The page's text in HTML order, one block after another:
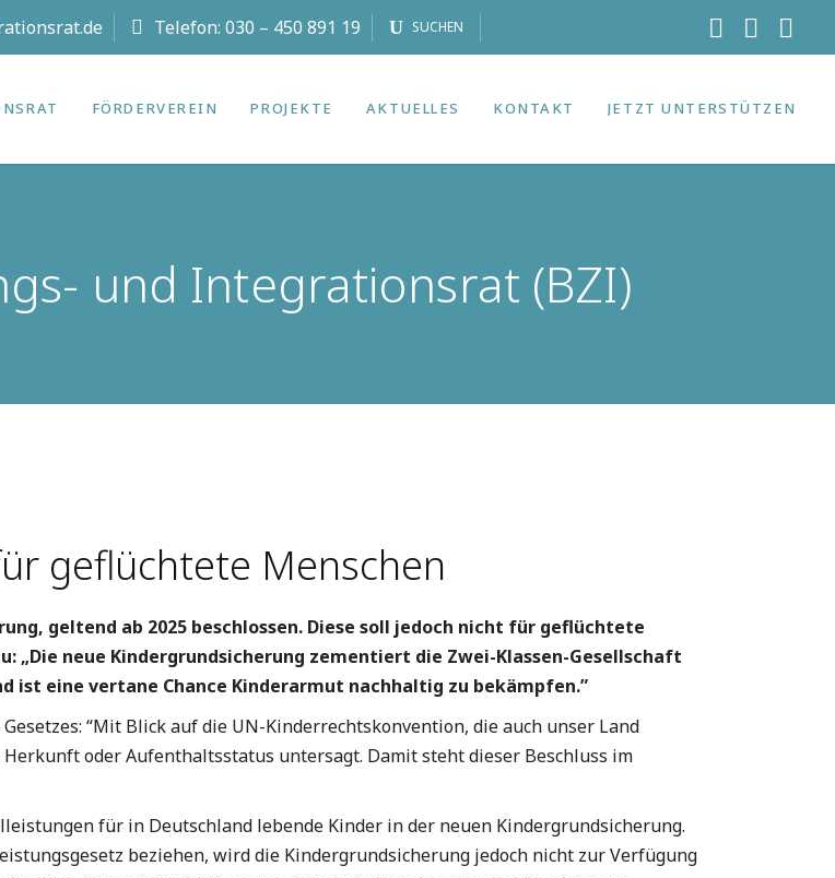
Telefon: 030 – 450 891 19 SUCHEN
FÖRDERVEREIN PROJEKTE AKTUELLES KONTAKT JETZT UNTERSTÜTZEN
und Integrationsrat (BZI)
geflüchtete Menschen
geltend ab 2025 beschlossen. Diese soll jedoch nicht für geflüchtete
„Die neue Kindergrundsicherung zementiert die Zwei-Klassen-Gesellschaft
eine vertane Chance Kinderarmut nachhaltig zu bekämpfen.”
“Mit Blick auf die UN-Kinderrechtskonvention, die auch unser Land
oder Aufenthaltsstatus untersagt. Damit steht dieser Beschluss im
für in Deutschland lebende Kinder in der neuen Kindergrundsicherung.
beziehen, wird die Kindergrundsicherung jedoch nicht zur Verfügung